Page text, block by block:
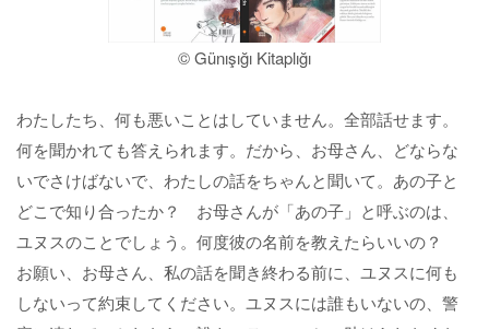
© Günışığı Kitaplığı
わたしたち、何も悪いことはしていません。全部話せます。
何を聞かれても答えられます。だから、お母さん、どならな
いでさけばないで、わたしの話をちゃんと聞いて。あの子と
どこで知り合ったか？ お母さんが「あの子」と呼ぶのは、
ユヌスのことでしょう。何度彼の名前を教えたらいいの？
お願い、お母さん、私の話を聞き終わる前に、ユヌスに何も
しないって約束してください。ユヌスには誰もいないの、警